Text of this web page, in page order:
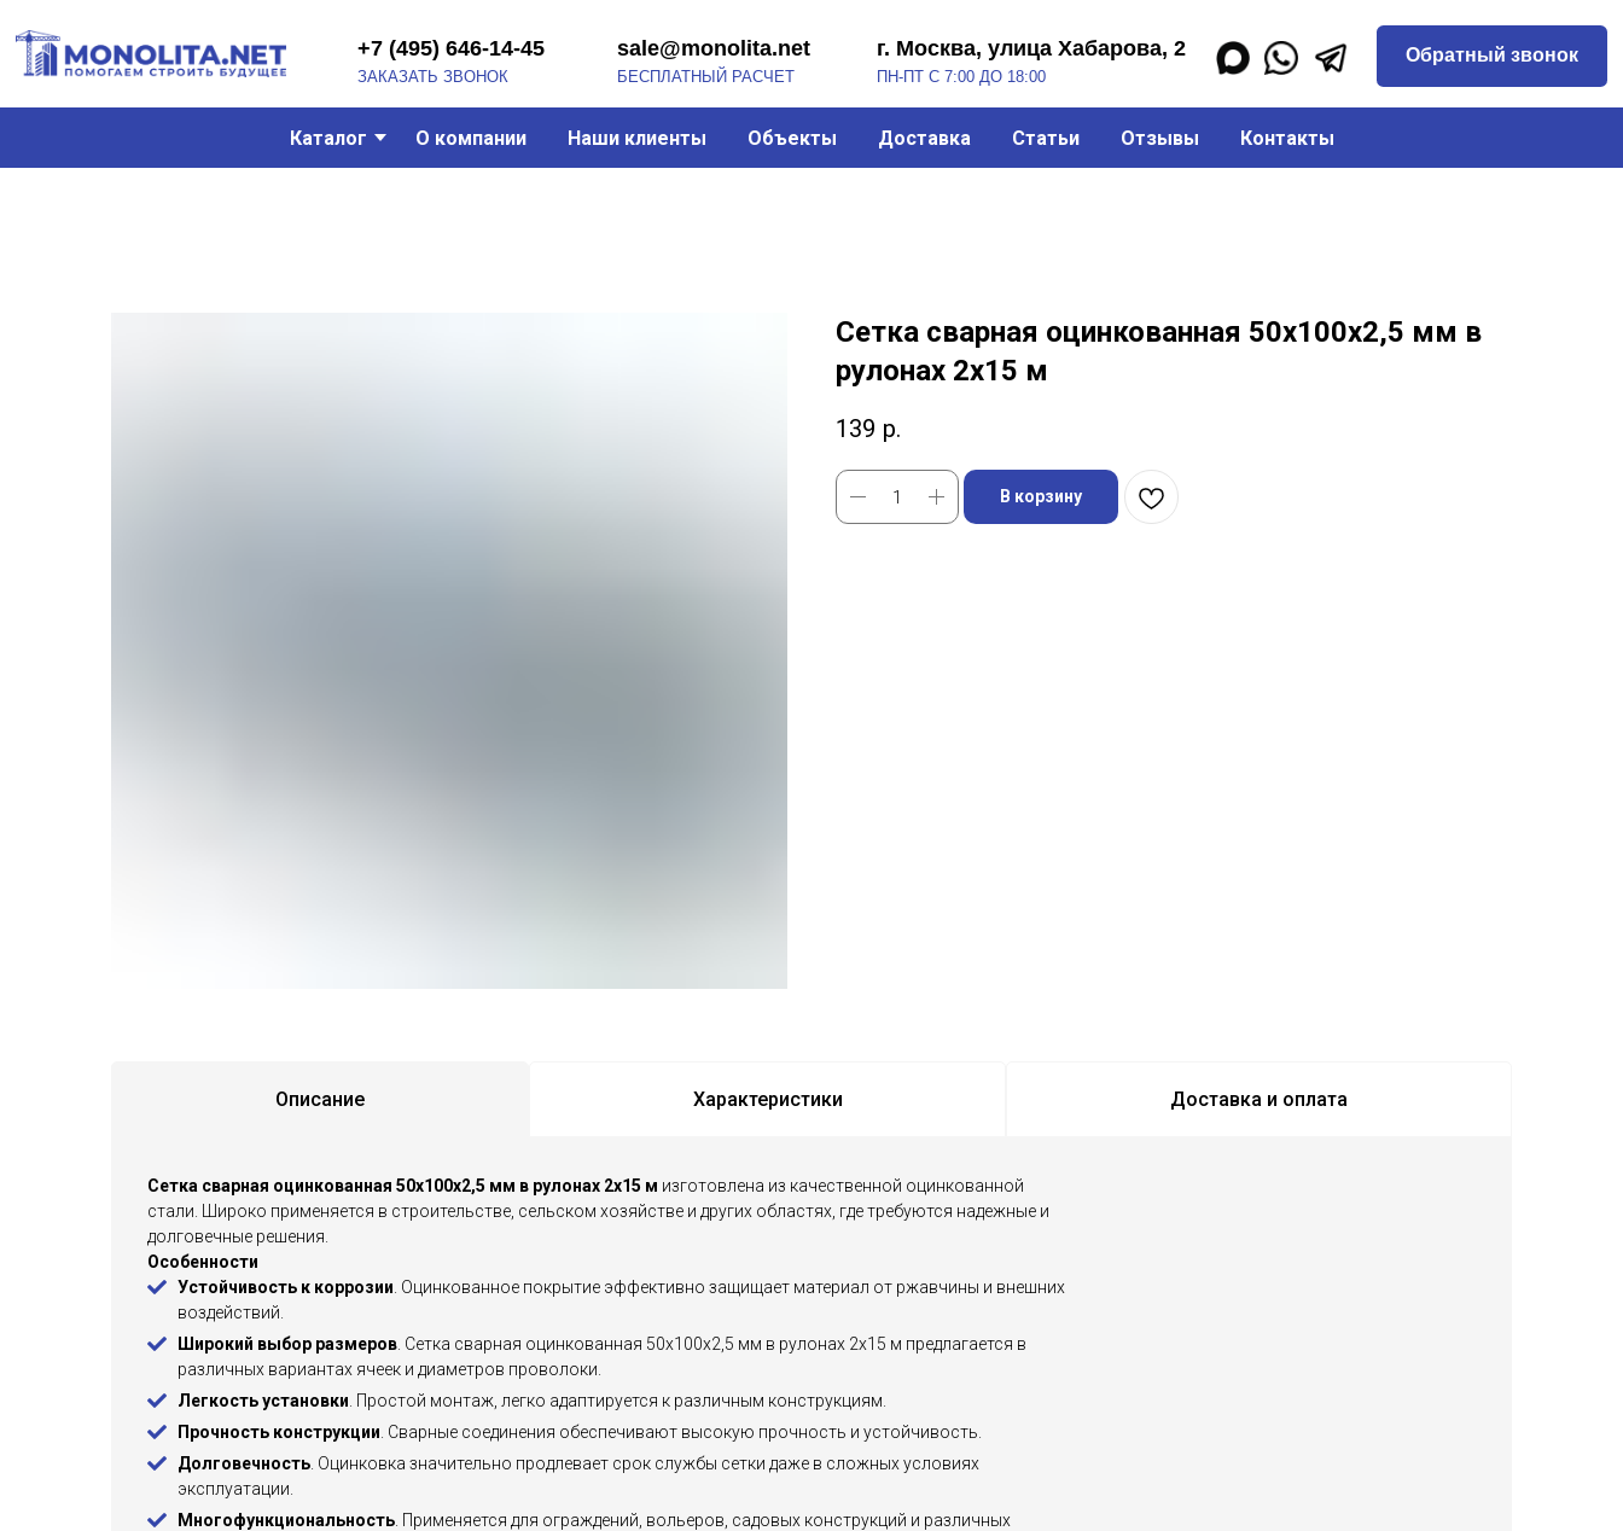
г. Москва, улица Хабарова, 2 Обратный звонок
ПН-ПТ С 7:00 ДО 18:00
+7 (495) 646-14-45
ЗАКАЗАТЬ ЗВОНОК БЕСПЛАТНЫЙ РАСЧЕТ
sale@monolita.net
Каталог О компании Наши клиенты Объекты Доставка Статьи Отзывы Контакты
Сетка сварная оцинкованная 50х100х2,5 мм в
рулонах 2х15 м
139 р.
В корзину
Описание Характеристики Доставка и оплата
Сетка сварная оцинкованная 50х100х2,5 мм в рулонах 2х15 м изготовлена из качественной оцинкованной
стали. Широко применяется в строительстве, сельском хозяйстве и других областях, где требуются надежные и
долговечные решения.
Особенности
Устойчивость к коррозии . Оцинкованное покрытие эффективно защищает материал от ржавчины и внешних
воздействий.
Широкий выбор размеров . Сетка сварная оцинкованная 50х100х2,5 мм в рулонах 2х15 м предлагается в
различных вариантах ячеек и диаметров проволоки.
Легкость установки . Простой монтаж, легко адаптируется к различным конструкциям.
Прочность конструкции . Сварные соединения обеспечивают высокую прочность и устойчивость.
Долговечность . Оцинковка значительно продлевает срок службы сетки даже в сложных условиях
эксплуатации.
Многофункциональность . Применяется для ограждений, вольеров, садовых конструкций и различных